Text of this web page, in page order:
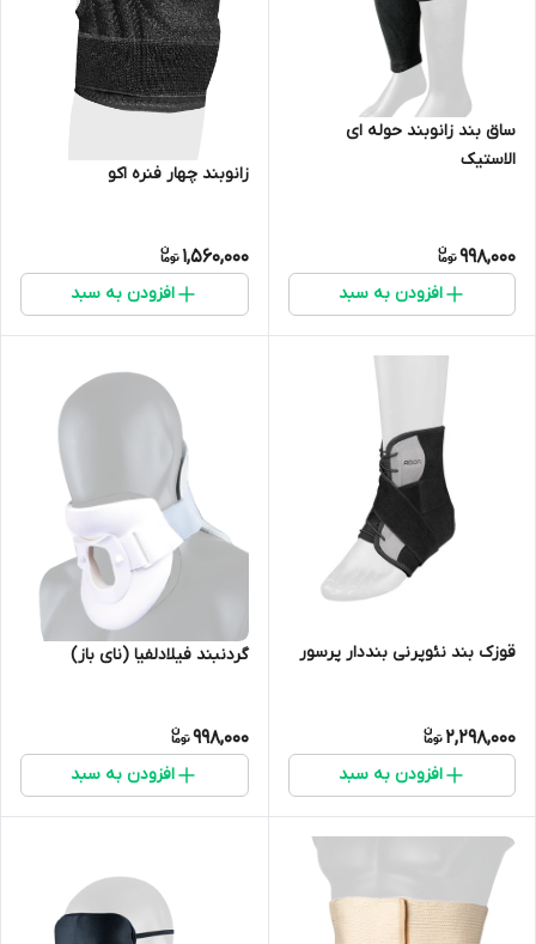
ساق بند زانوبند حوله ای
الاستیک
998,000
افزودن به سبد
زانوبند چهار فنره اکو
1,560,000
افزودن به سبد
قوزک بند نئوپرنی بنددار پرسور
2,298,000
افزودن به سبد
گردنبند فیلادلفیا (نای باز)
998,000
افزودن به سبد